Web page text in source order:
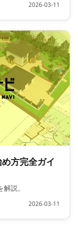
2026-03-11
方完全ガイ
説。
2026-03-11